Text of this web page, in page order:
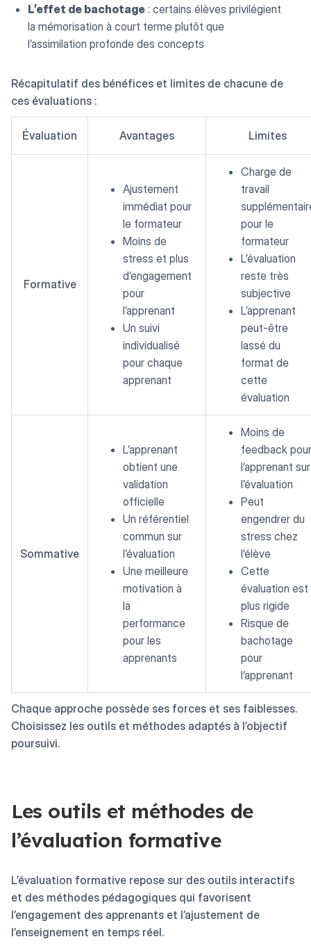
L’effet de bachotage : certains élèves privilégient
la mémorisation à court terme plutôt que
l’assimilation profonde des concepts
Récapitulatif des bénéfices et limites de chacune de
ces évaluations :
Évaluation Avantages Limites
Formative
Ajustement
immédiat pour
le formateur
Moins de
stress et plus
d’engagement
pour
l’apprenant
Un suivi
individualisé
pour chaque
apprenant
Charge de
travail
pour le
formateur
L’évaluation
reste très
subjective
L’apprenant
peut-être
lassé du
format de
cette
évaluation
Sommative
L’apprenant
obtient une
validation
officielle
Un référentiel
commun sur
l’évaluation
Une meilleure
motivation à
la
performance
pour les
apprenants
Moins de
feedback pour
l’apprenant sur
l’évaluation
Peut
engendrer du
stress chez
l’élève
Cette
évaluation est
plus rigide
Risque de
bachotage
pour
l’apprenant
Chaque approche possède ses forces et ses faiblesses.
Choisissez les outils et méthodes adaptés à l’objectif
poursuivi.
Les outils et méthodes de
l’évaluation formative
L’évaluation formative repose sur des outils interactifs
et des méthodes pédagogiques qui favorisent
l’engagement des apprenants et l’ajustement de
l’enseignement en temps réel.